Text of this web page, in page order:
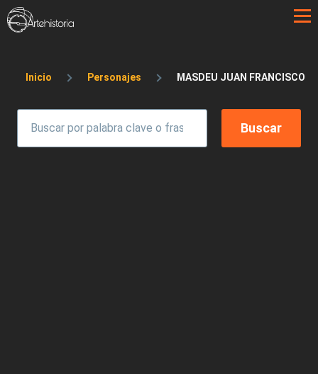
Pasar al contenido principal
Sobrescribir enlaces de ayuda a la
Inicio Personajes MASDEU JUAN FRANCISCO